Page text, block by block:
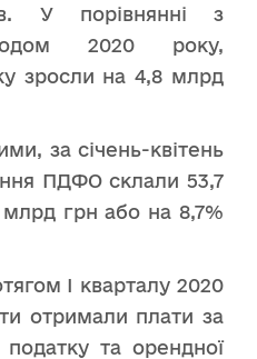
У порівнянні з
2020 року,
зросли на 4,8 млрд
за січень-квітень
ПДФО склали 53,7
грн або на 8,7%
І кварталу 2020
отримали плати за
та орендної